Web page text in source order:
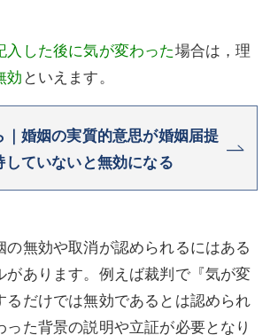
入した後に気が変わった場合は，理
効 といえます。
婚姻の実質的意思が婚姻届提
ていないと無効になる
の無効や取消が認められるにはある
があります。例えば裁判で『気が変
るだけでは無効であるとは認められ
った背景の説明や立証が必要となり